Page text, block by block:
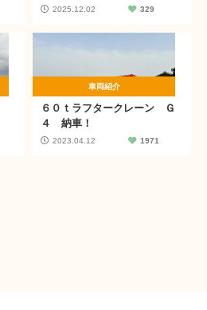
2025.12.02 329
車両紹介
６０ｔラフタークレーン Ｇ
４ 納車！
2023.04.12 1971